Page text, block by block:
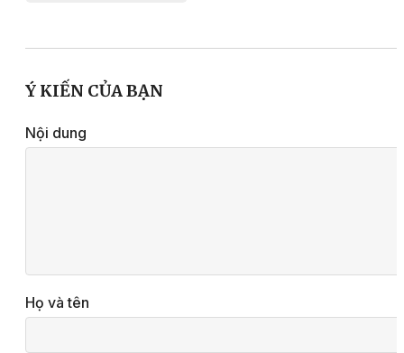
Ý KIẾN CỦA BẠN
Nội dung
Họ và tên